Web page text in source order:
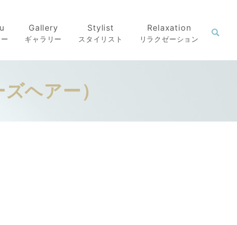
Gallery
ギャラリー
Stylist
スタイリスト
Relaxation
リラクゼーション
ヘアー）